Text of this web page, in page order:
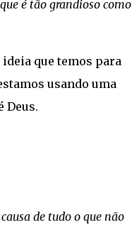
é tão grandioso como
que temos para
usando uma
Deus.
de tudo o que não